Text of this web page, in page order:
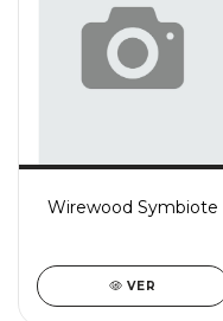
Wirewood Symbiote
VER